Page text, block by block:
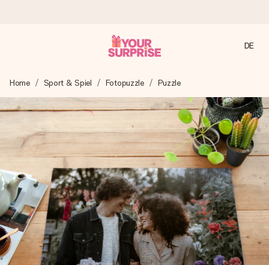
Wir bereiten dein Geschenk sorgfältig vor und schicken es
blitzschnell – damit du es genau zum richtigen Zeitpunkt
überreichen kannst, wenn es am meisten zählt.
4,8 (basierend auf +15.000 Bewertungen)
Unsere Geschenke begeistern. Kunden bewerten uns mit
4,8 bei Google Reviews (Gesamtergebnis aller Länder, in
die wir versenden).
Mit Liebe gemacht, im Handumdrehen
DE
Home Sport & Spiel Fotopuzzle Puzzle